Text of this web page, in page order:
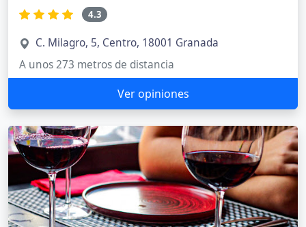
4.3
C. Milagro, 5, Centro, 18001 Granada
A unos 273 metros de distancia
Ver opiniones